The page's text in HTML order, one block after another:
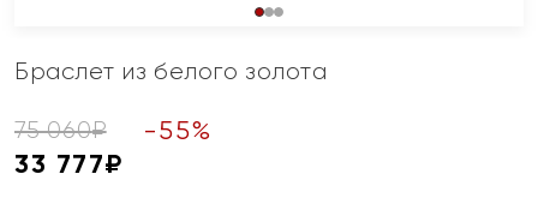
Браслет из белого золота
75 060₽ -55%
33 777₽